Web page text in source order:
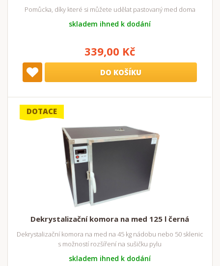
Pomůcka, díky které si můžete udělat pastovaný med doma
skladem ihned k dodání
339,00 Kč
DO KOŠÍKU
DOTACE
Dekrystalizační komora na med 125 l černá
Dekrystalizační komora na med na 45 kg nádobu nebo 50 sklenic
s možností rozšíření na sušičku pylu
skladem ihned k dodání